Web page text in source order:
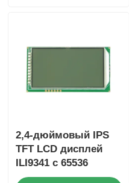
2,4-дюймовый IPS
TFT LCD дисплей
ILI9341 с 65536
цветами и 12-